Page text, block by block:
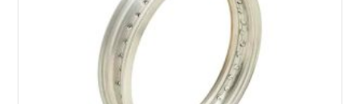
AGGIUNGI AL CARRELLO